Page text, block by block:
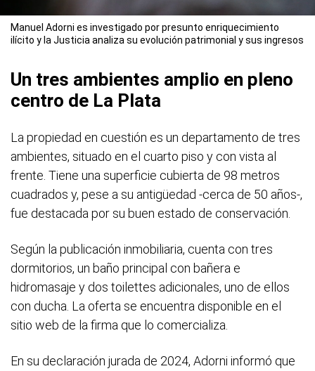
Manuel Adorni es investigado por presunto enriquecimiento
ilícito y la Justicia analiza su evolución patrimonial y sus ingresos
Un tres ambientes amplio en pleno
centro de La Plata
La propiedad en cuestión es un departamento de tres
ambientes, situado en el cuarto piso y con vista al
frente. Tiene una superficie cubierta de 98 metros
cuadrados y, pese a su antigüedad -cerca de 50 años-,
fue destacada por su buen estado de conservación.
Según la publicación inmobiliaria, cuenta con tres
dormitorios, un baño principal con bañera e
hidromasaje y dos toilettes adicionales, uno de ellos
con ducha. La oferta se encuentra disponible en el
sitio web de la firma que lo comercializa.
En su declaración jurada de 2024, Adorni informó que